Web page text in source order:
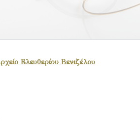
Ελευθερίου Βενιζέλου